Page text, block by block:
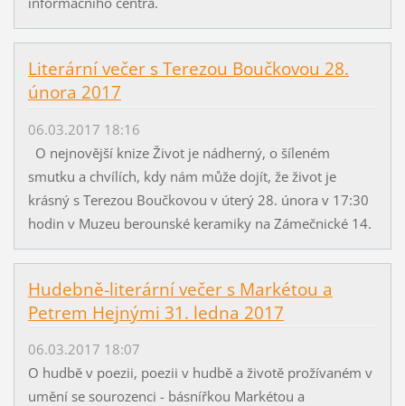
Literární večer s Terezou Boučkovou 28.
února 2017
06.03.2017 18:16
O nejnovější knize Život je nádherný, o šíleném
smutku a chvílích, kdy nám může dojít, že život je
krásný s Terezou Boučkovou v úterý 28. února v 17:30
hodin v Muzeu berounské keramiky na Zámečnické 14.
Hudebně-literární večer s Markétou a
Petrem Hejnými 31. ledna 2017
06.03.2017 18:07
O hudbě v poezii, poezii v hudbě a životě prožívaném v
umění se sourozenci - básnířkou Markétou a